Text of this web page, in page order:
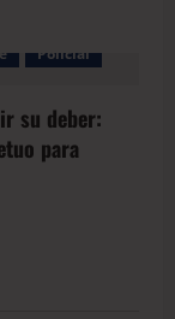
Policial
su deber:
para